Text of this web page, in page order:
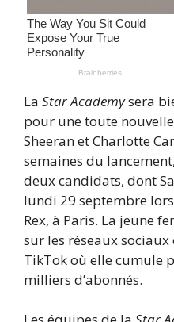
La Star Academysera
pour une toute
Sheeran et Charlotte
semaines du
deux candidats, dont
lundi 29 septembre
Rex, à Paris. La jeune
sur les réseaux
TikTok où elle cumule
milliers d’abonnés.